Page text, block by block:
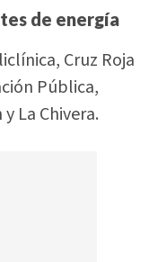
de energía
Cruz Roja
Pública,
La Chivera.